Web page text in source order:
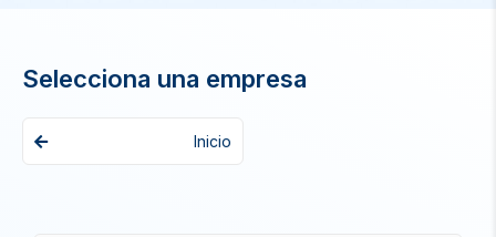
Selecciona una empresa
Inicio